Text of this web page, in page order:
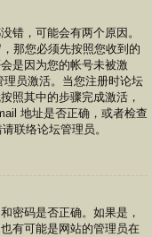
错，可能会有两个原因。
那您必须先按照您收到的
是因为您的帐号未被激
员激活。当您注册时论坛
照其中的步骤完成激活，
地址是否正确，或者检查
联络论坛管理员。
密码是否正确。如果是，
有可能是网站的管理员在